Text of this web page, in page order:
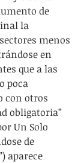
de
la
menos
en
que a las
poca
con otros
obligatoria”
Un Solo
de
aparece